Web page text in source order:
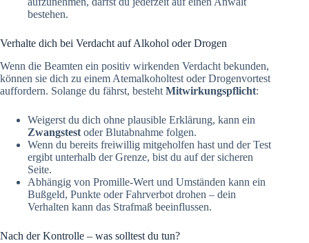
bestehen.
Verhalte dich bei Verdacht auf Alkohol oder Drogen
Wenn die Beamten ein positiv wirkenden Verdacht bekunden,
können sie dich zu einem Atemalkoholtest oder Drogenvortest
auffordern. Solange du fährst, besteht Mitwirkungspflicht:
Weigerst du dich ohne plausible Erklärung, kann ein
Zwangstest oder Blutabnahme folgen.
Wenn du bereits freiwillig mitgeholfen hast und der Test
ergibt unterhalb der Grenze, bist du auf der sicheren
Seite.
Abhängig von Promille-Wert und Umständen kann ein
Bußgeld, Punkte oder Fahrverbot drohen – dein
Verhalten kann das Strafmaß beeinflussen.
Nach der Kontrolle – was solltest du tun?